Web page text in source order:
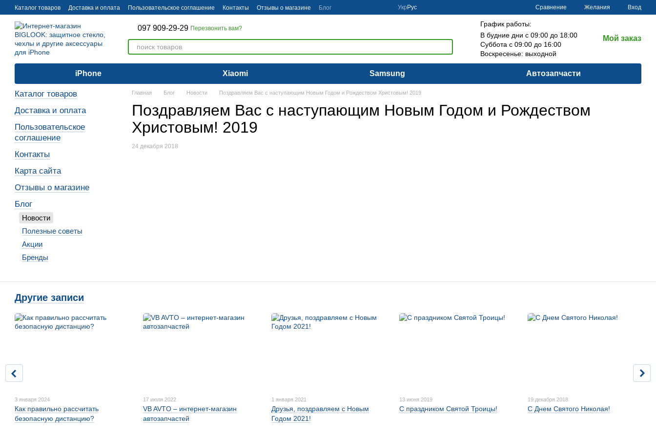
Перейти к основному контенту
Каталог товаров Доставка и оплата Пользовательское соглашение Контакты Отзывы о магазине Блог Укр Рус Сравнение Желания Вход
097 909-29-29 Перезвонить вам?
График работы:
В будние дни с 09:00 до 18:00
Суббота с 09:00 до 16:00
Воскресенье: выходной
Мой заказ
iPhone Xiaomi Samsung Автозапчасти
Главная Блог Новости Поздравляем Вас с наступающим Новым Годом и Рождеством Христовым! 2019
Поздравляем Вас с наступающим Новым Годом и Рождеством
Христовым! 2019
24 декабря 2018
Каталог товаров
Доставка и оплата
Пользовательское
соглашение
Контакты
Карта сайта
Отзывы о магазине
Блог
Новости
Полезные советы
Акции
Бренды
Другие записи
3 января 2024
Как правильно рассчитать
безопасную дистанцию?
17 июля 2022
VB AVTO – интернет-магазин
автозапчастей
1 января 2021
Друзья, поздравляем с Новым
Годом 2021!
13 июня 2019
С праздником Святой Троицы!
19 декабря 2018
С Днем Святого Николая!